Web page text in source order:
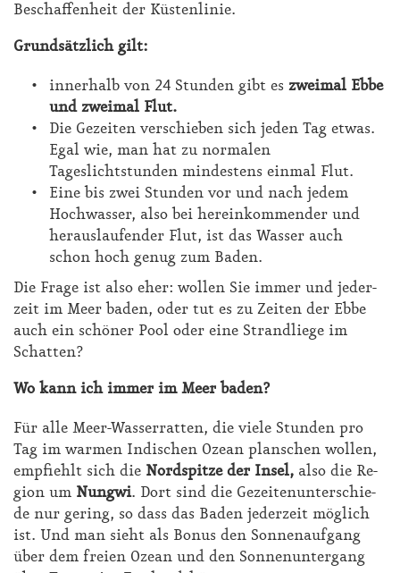
Be­schaf­fen­heit der Küs­ten­li­nie.
Grund­sätz­lich gilt:
innerhalb von 24 Stunden gibt es zweimal Ebbe
und zweimal Flut.
Die Gezeiten verschieben sich jeden Tag etwas.
Egal wie, man hat zu normalen
Tageslichtstunden mindestens einmal Flut.
Eine bis zwei Stunden vor und nach jedem
Hochwasser, also bei hereinkommender und
herauslaufender Flut, ist das Wasser auch
schon hoch genug zum Baden.
Die Fra­ge ist al­so eher: wol­len Sie im­mer und je­der­
zeit im Meer ba­den, oder tut es zu Zei­ten der Eb­be
auch ein schö­ner Pool oder ei­ne Strand­lie­ge im
Schat­ten?
Wo kann ich im­mer im Meer ba­den?
Für al­le Meer-Was­ser­rat­ten, die vie­le Stun­den pro
Tag im war­men In­di­schen Oze­an plan­schen wol­len,
emp­fiehlt sich die Nord­spit­ze der In­sel, al­so die Re­
gi­on um Nung­wi. Dort sind die Ge­zei­ten­un­ter­schie­
de nur ge­ring, so dass das Ba­den je­der­zeit mög­lich
ist. Und man sieht als Bo­nus den Son­nen­auf­gang
über dem frei­en Oze­an und den Son­nen­un­ter­gang